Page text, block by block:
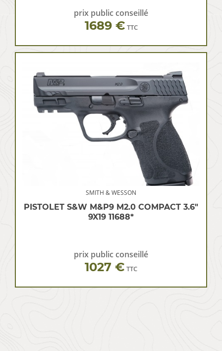
prix public conseillé
1689 € TTC
SMITH & WESSON
PISTOLET S&W M&P9 M2.0 COMPACT 3.6″
9X19 11688*
prix public conseillé
1027 € TTC